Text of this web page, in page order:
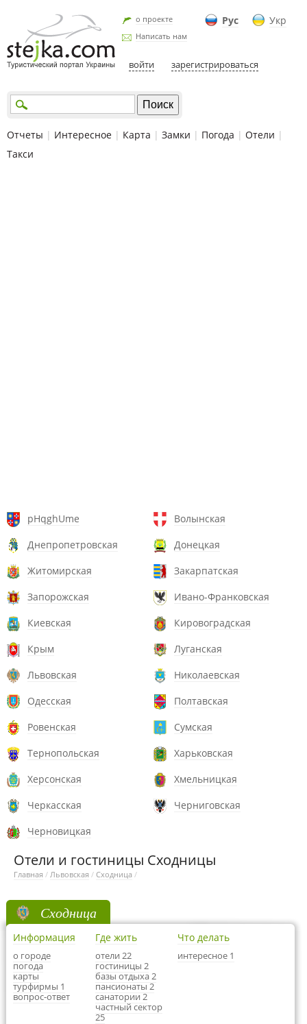
Рус Укр
о проекте
Написать нам
войти зарегистрироваться
Отчеты | Интересное | Карта | Замки | Погода | Отели |
Такси
pHqghUme
Волынская
Днепропетровская
Донецкая
Житомирская
Закарпатская
Запорожская
Ивано-Франковская
Киевская
Кировоградская
Крым
Луганская
Львовская
Николаевская
Одесская
Полтавская
Ровенская
Сумская
Тернопольская
Харьковская
Херсонская
Хмельницкая
Черкасская
Черниговская
Черновицкая
Отели и гостиницы Сходницы
Главная / Львовская / Сходница /
Сходница
Информация
о городе
погода
карты
турфирмы 1
вопрос-ответ
Где жить
отели 22
гостиницы 2
базы отдыха 2
пансионаты 2
санатории 2
частный сектор
25
Что делать
интересное 1